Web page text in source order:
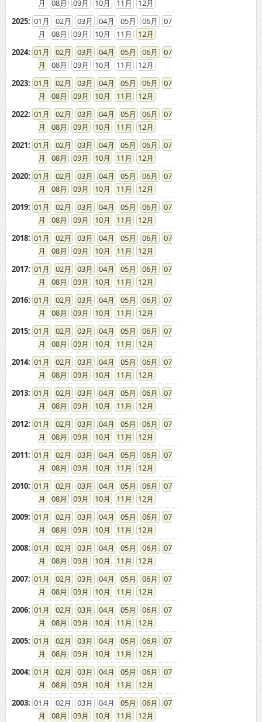
08 09 10 11
12
2025: 01 02 03 04 05 06
07
08
09 10 11
12
2024: 01 02 03 04 05 06
07
08
09 10 11
12
2023: 01 02 03 04 05 06
07
08
09 10 11
12
2022: 01 02 03 04 05 06
07
08
09 10 11
12
2021: 01 02 03 04 05 06
07
08
09 10 11
12
2020: 01 02 03 04 05 06
07
08
09 10 11
12
2019: 01 02 03 04 05 06
07
08
09 10 11
12
2018: 01 02 03 04 05 06
07
08
09 10 11
12
2017: 01 02 03 04 05 06
07
08
09 10 11
12
2016: 01 02 03 04 05 06
07
08
09 10 11
12
2015: 01 02 03 04 05 06
07
08
09 10 11
12
2014: 01 02 03 04 05 06
07
08
09 10 11
12
2013: 01 02 03 04 05 06
07
08
09 10 11
12
2012: 01 02 03 04 05 06
07
08
09 10 11
12
2011: 01 02 03 04 05 06
07
08
09 10 11
12
2010: 01 02 03 04 05 06
07
08
09 10 11
12
2009: 01 02 03 04 05 06
07
08
09 10 11
12
2008: 01 02 03 04 05 06
07
08
09 10 11
12
2007: 01 02 03 04 05 06
07
08
09 10 11
12
2006: 01 02 03 04 05 06
07
08
09 10 11
12
2005: 01 02 03 04 05 06
07
08
09 10 11
12
2004: 01 02 03 04 05 06
07
08
09 10 11
12
2003: 01 02 03 04 05 06
07
08
09 10 11 12